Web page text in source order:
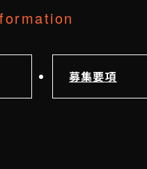
表面改質・表面処理(ONsyori
募集要項